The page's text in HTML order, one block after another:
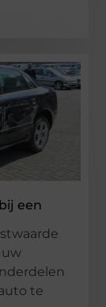
een
uw
te